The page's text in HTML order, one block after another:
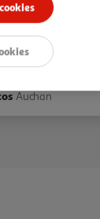
Folhetos
Auchan